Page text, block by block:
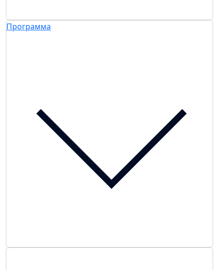
Программа